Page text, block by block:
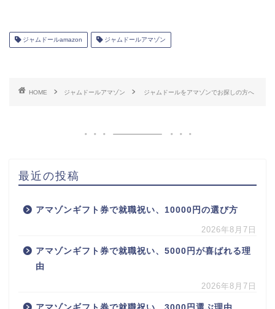
ジャムドールamazon ジャムドールアマゾン
HOME ジャムドールアマゾン ジャムドールをアマゾンでお探しの方へ
最近の投稿
アマゾンギフト券で就職祝い、10000円の選び方
2026年8月7日
アマゾンギフト券で就職祝い、5000円が喜ばれる理
由
2026年8月7日